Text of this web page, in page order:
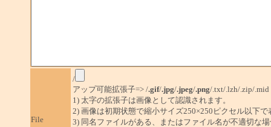
File
/
アップ可能拡張子=> /.gif/.jpg/.jpeg/.png/.txt/.lzh/.zip/.mid
1) 太字の拡張子は画像として認識されます。
2) 画像は初期状態で縮小サイズ250×250ピクセル以下で
3) 同名ファイルがある、またはファイル名が不適切な